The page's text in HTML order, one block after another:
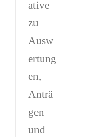
ative
zu
Ausw
ertung
en,
Anträ
gen
und